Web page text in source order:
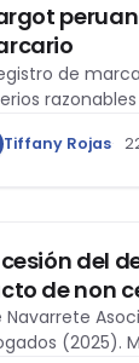
de
Tiffany Rojas
cesión del
de non
Navarrete
(2025).